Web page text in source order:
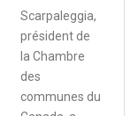
Scarpaleggia,
président de
la Chambre
des
communes du